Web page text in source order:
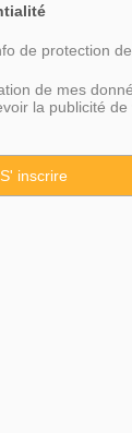
de protection
de mes
la publicité de